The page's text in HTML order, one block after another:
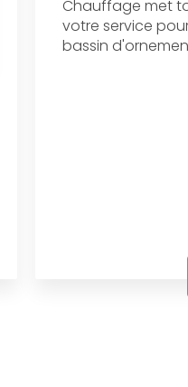
bassin